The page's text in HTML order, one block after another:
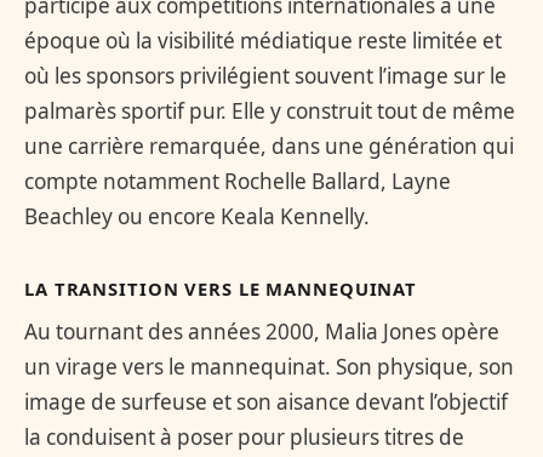
époque où la visibilité médiatique reste limitée et
où les sponsors privilégient souvent l’image sur le
palmarès sportif pur. Elle y construit tout de même
une carrière remarquée, dans une génération qui
compte notamment Rochelle Ballard, Layne
Beachley ou encore Keala Kennelly.
LA TRANSITION VERS LE MANNEQUINAT
Au tournant des années 2000, Malia Jones opère
un virage vers le mannequinat. Son physique, son
image de surfeuse et son aisance devant l’objectif
la conduisent à poser pour plusieurs titres de